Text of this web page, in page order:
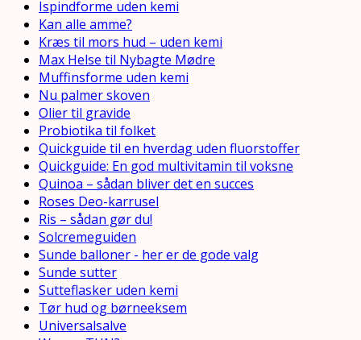
Ispindforme uden kemi
Kan alle amme?
Kræs til mors hud – uden kemi
Max Helse til Nybagte Mødre
Muffinsforme uden kemi
Nu palmer skoven
Olier til gravide
Probiotika til folket
Quickguide til en hverdag uden fluorstoffer
Quickguide: En god multivitamin til voksne
Quinoa – sådan bliver det en succes
Roses Deo-karrusel
Ris – sådan gør du!
Solcremeguiden
Sunde balloner - her er de gode valg
Sunde sutter
Sutteflasker uden kemi
Tør hud og børneeksem
Universalsalve